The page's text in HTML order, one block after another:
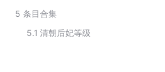
5 条目合集
5.1 清朝后妃等级